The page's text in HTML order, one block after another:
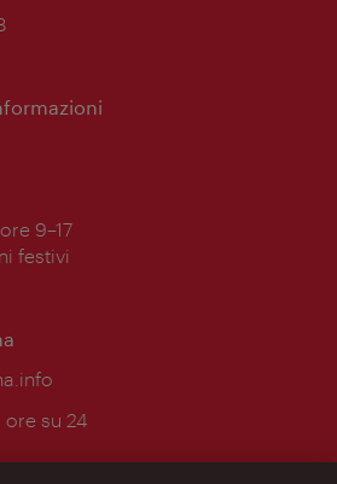
9–17
festivi
su 24